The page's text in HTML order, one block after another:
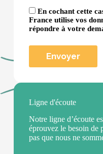
En cochant cette
France utilise vos
répondre à votre
Ligne d'écoute
Notre ligne d’écoute
éprouvez le besoin de
pas que nous ne